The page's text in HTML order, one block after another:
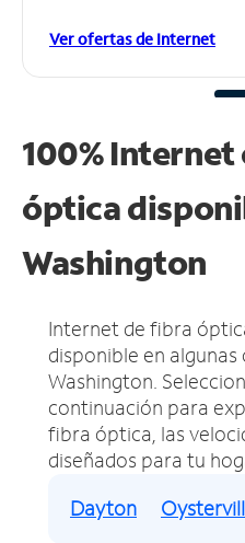
Ver ofertas de Internet
100%
óptica
Washington
Internet de fibra
disponible en algunas
Washington.
continuación para
fibra óptica, las
diseñados para tu
Dayton